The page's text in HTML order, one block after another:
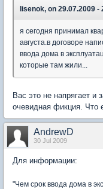
lisenok, on 29.07.2009 -
я сегодня принимал
августа.в договоре
ввода дома в
которые там жили...
Вас это не напрягает и
очевидная фикция. Что
AndrewD
30 Jul 2009
Для информации:
"Чем срок ввода дома в